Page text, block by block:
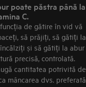
poate păstra până la
C.
de gătire în vid vă
să prăjiți, să gătiți la
și să gătiți la abur
precisă, controlată.
cantitatea potrivită de
mâncarea dvs. preferată